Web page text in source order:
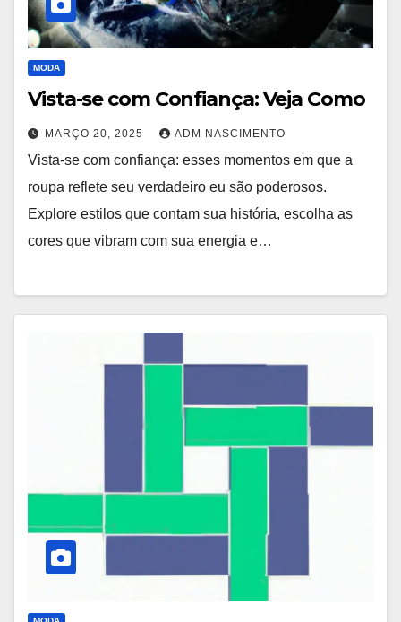
MODA
Vista-se com Confiança: Veja Como
MARÇO 20, 2025 ADM NASCIMENTO
Vista-se com confiança: esses momentos em que a
roupa reflete seu verdadeiro eu são poderosos.
Explore estilos que contam sua história, escolha as
cores que vibram com sua energia e…